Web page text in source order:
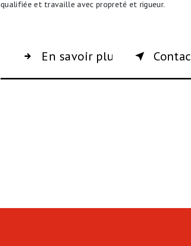
qualifiée et travaille avec propreté et rigueur.
En savoir plus